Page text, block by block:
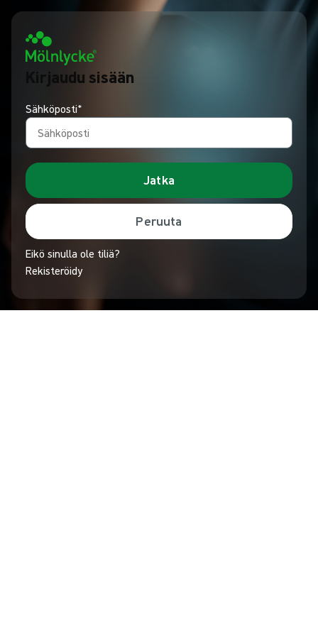
Kirjaudu sisään
Sähköposti*
Jatka
Peruuta
Eikö sinulla ole tiliä?
Rekisteröidy